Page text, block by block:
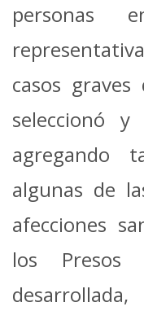
personas
casos graves
seleccionó
agregando
algunas de
afecciones
los Presos